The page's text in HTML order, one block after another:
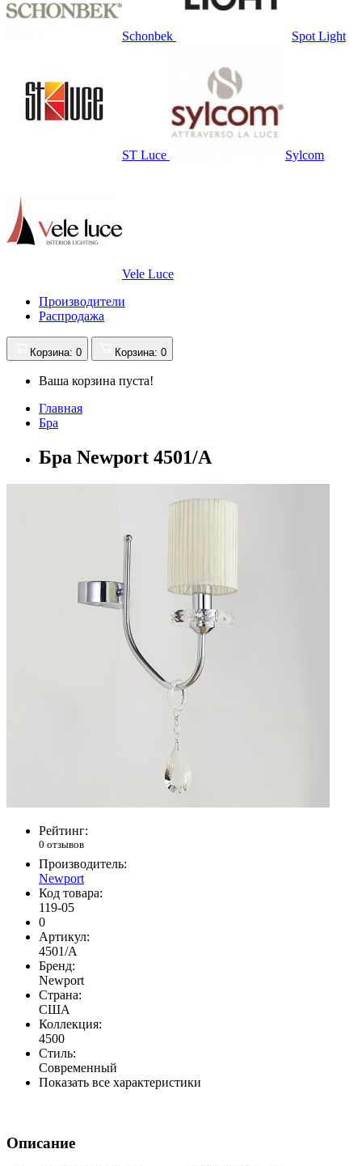
Schonbek Spot Light
ST Luce Sylcom
Vele Luce
Производители
Распродажа
Корзина: 0 Корзина: 0
Ваша корзина пуста!
Главная
Бра
Бра Newport 4501/A
Рейтинг:
0 отзывов
Производитель:
Newport
Код товара:
119-05
0
Артикул:
4501/A
Бренд:
Newport
Страна:
США
Коллекция:
4500
Стиль:
Современный
Показать все характеристики
Описание